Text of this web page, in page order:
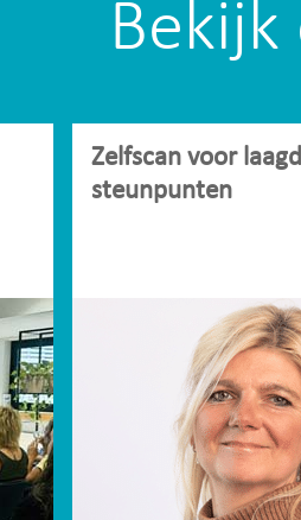
Bekijk
Zelfscan voor
steunpunten